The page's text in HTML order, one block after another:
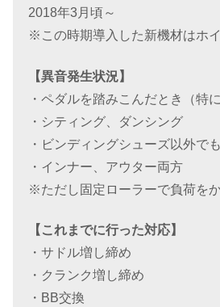
2018年3月頃～
※この時期導入した新機材はホ
【異音発生状況】
・ペダルを踏みこんだとき（特に
・シティング、ダンシング
・ビンディングシューズ以外でも
・インナー、アウター両方
※ただし固定ローラーで負荷を
【これまでに行った対応】
・サドル増し締め
・クランク増し締め
・BB交換